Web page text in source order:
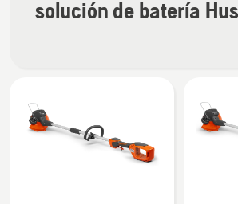
solución de batería